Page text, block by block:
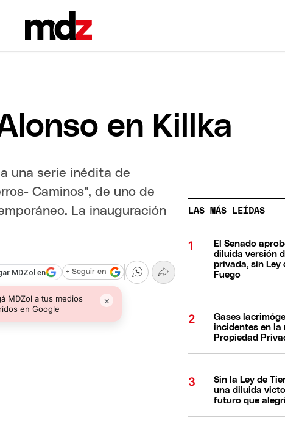
en Killka
una serie inédita de
Caminos", de uno de
La inauguración
MDZol en
MDZol a tus medios
en Google
×
+ Seguir en
LAS MÁS LEÍDAS
El Senado
diluida versión
privada, sin Ley
Fuego
Gases
incidentes en la
Propiedad
Sin la Ley de
una diluida
futuro que